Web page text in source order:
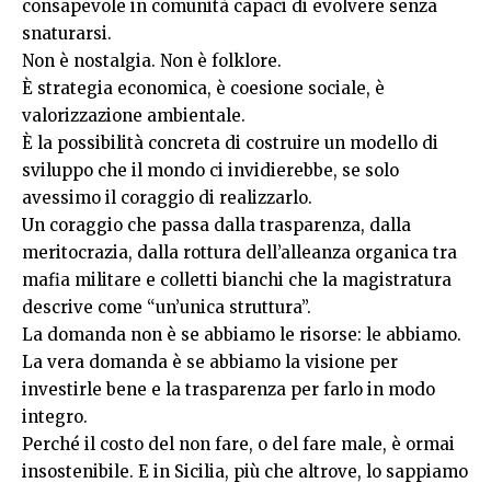
consapevole in comunità capaci di evolvere senza
snaturarsi.
Non è nostalgia. Non è folklore.
È strategia economica, è coesione sociale, è
valorizzazione ambientale.
È la possibilità concreta di costruire un modello di
sviluppo che il mondo ci invidierebbe, se solo
avessimo il coraggio di realizzarlo.
Un coraggio che passa dalla trasparenza, dalla
meritocrazia, dalla rottura dell’alleanza organica tra
mafia militare e colletti bianchi che la magistratura
descrive come “un’unica struttura”.
La domanda non è se abbiamo le risorse: le abbiamo.
La vera domanda è se abbiamo la visione per
investirle bene e la trasparenza per farlo in modo
integro.
Perché il costo del non fare, o del fare male, è ormai
insostenibile. E in Sicilia, più che altrove, lo sappiamo